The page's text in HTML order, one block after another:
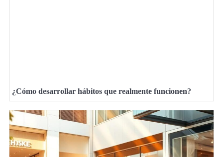
¿Cómo desarrollar hábitos que realmente funcionen?